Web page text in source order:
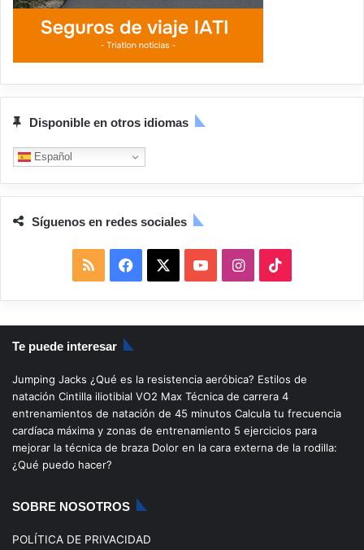
Disponible en otros idiomas
Español
Síguenos en redes sociales
S
S
a
c
b
o
o
u
u
b
I
n
s
a
g
i
k
o
k
Te puede interesar
Jumping Jacks ¿Qué es la resistencia aeróbica? Estilos de
natación Cintilla iliotibial VO2 Max Técnica de carrera 4
entrenamientos de natación de 45 minutos Calcula tu frecuencia
cardíaca máxima y zonas de entrenamiento 5 ejercicios para
mejorar la técnica de braza Dolor en la cara externa de la rodilla:
¿Qué puedo hacer?
SOBRE NOSOTROS
POLÍTICA DE PRIVACIDAD